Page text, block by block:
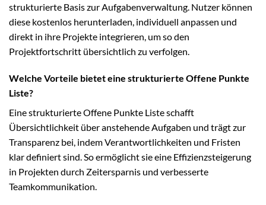
strukturierte Basis zur Aufgabenverwaltung. Nutzer können
diese kostenlos herunterladen, individuell anpassen und
direkt in ihre Projekte integrieren, um so den
Projektfortschritt übersichtlich zu verfolgen.
Welche Vorteile bietet eine strukturierte Offene Punkte
Liste?
Eine strukturierte Offene Punkte Liste schafft
Übersichtlichkeit über anstehende Aufgaben und trägt zur
Transparenz bei, indem Verantwortlichkeiten und Fristen
klar definiert sind. So ermöglicht sie eine Effizienzsteigerung
in Projekten durch Zeitersparnis und verbesserte
Teamkommunikation.